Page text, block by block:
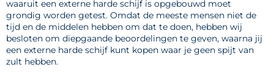
waaruit een externe harde schijf is opgebouwd moet
grondig worden getest. Omdat de meeste mensen niet de
tijd en de middelen hebben om dat te doen, hebben wij
besloten om diepgaande beoordelingen te geven, waarna jij
een externe harde schijf kunt kopen waar je geen spijt van
zult hebben.